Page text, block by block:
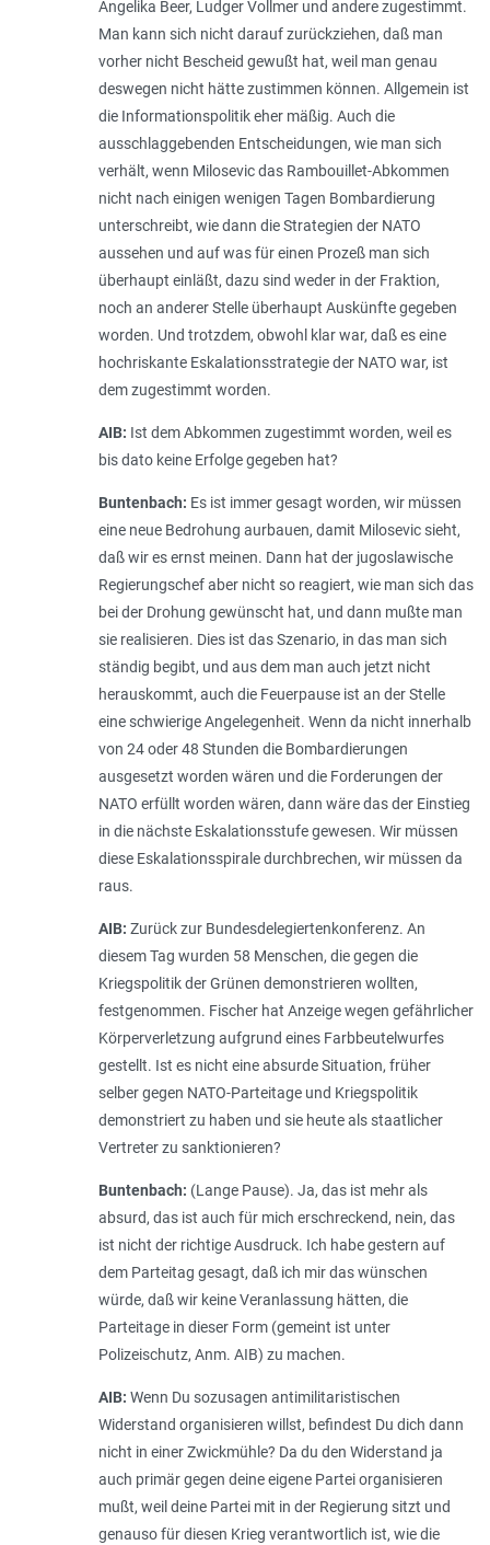
Angelika Beer, Ludger Vollmer und andere zugestimmt.
Man kann sich nicht darauf zurückziehen, daß man
vorher nicht Bescheid gewußt hat, weil man genau
deswegen nicht hätte zustimmen können. Allgemein ist
die Informationspolitik eher mäßig. Auch die
ausschlaggebenden Entscheidungen, wie man sich
verhält, wenn Milosevic das Rambouillet-Abkommen
nicht nach einigen wenigen Tagen Bombardierung
unterschreibt, wie dann die Strategien der NATO
aussehen und auf was für einen Prozeß man sich
überhaupt einläßt, dazu sind weder in der Fraktion,
noch an anderer Stelle überhaupt Auskünfte gegeben
worden. Und trotzdem, obwohl klar war, daß es eine
hochriskante Eskalationsstrategie der NATO war, ist
dem zugestimmt worden.
AIB: Ist dem Abkommen zugestimmt worden, weil es
bis dato keine Erfolge gegeben hat?
Buntenbach: Es ist immer gesagt worden, wir müssen
eine neue Bedrohung aurbauen, damit Milosevic sieht,
daß wir es ernst meinen. Dann hat der jugoslawische
Regierungschef aber nicht so reagiert, wie man sich das
bei der Drohung gewünscht hat, und dann mußte man
sie realisieren. Dies ist das Szenario, in das man sich
ständig begibt, und aus dem man auch jetzt nicht
herauskommt, auch die Feuerpause ist an der Stelle
eine schwierige Angelegenheit. Wenn da nicht innerhalb
von 24 oder 48 Stunden die Bombardierungen
ausgesetzt worden wären und die Forderungen der
NATO erfüllt worden wären, dann wäre das der Einstieg
in die nächste Eskalationsstufe gewesen. Wir müssen
diese Eskalationsspirale durchbrechen, wir müssen da
raus.
AIB: Zurück zur Bundesdelegiertenkonferenz. An
diesem Tag wurden 58 Menschen, die gegen die
Kriegspolitik der Grünen demonstrieren wollten,
festgenommen. Fischer hat Anzeige wegen gefährlicher
Körperverletzung aufgrund eines Farbbeutelwurfes
gestellt. Ist es nicht eine absurde Situation, früher
selber gegen NATO-Parteitage und Kriegspolitik
demonstriert zu haben und sie heute als staatlicher
Vertreter zu sanktionieren?
Buntenbach: (Lange Pause). Ja, das ist mehr als
absurd, das ist auch für mich erschreckend, nein, das
ist nicht der richtige Ausdruck. Ich habe gestern auf
dem Parteitag gesagt, daß ich mir das wünschen
würde, daß wir keine Veranlassung hätten, die
Parteitage in dieser Form (gemeint ist unter
Polizeischutz, Anm. AIB) zu machen.
AIB: Wenn Du sozusagen antimilitaristischen
Widerstand organisieren willst, befindest Du dich dann
nicht in einer Zwickmühle? Da du den Widerstand ja
auch primär gegen deine eigene Partei organisieren
mußt, weil deine Partei mit in der Regierung sitzt und
genauso für diesen Krieg verantwortlich ist, wie die